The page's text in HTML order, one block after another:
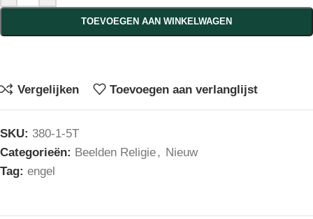
TOEVOEGEN AAN WINKELWAGEN
Vergelijken Toevoegen aan verlanglijst
SKU: 380-1-5T
Categorieën: Beelden Religie, Nieuw
Tag: engel